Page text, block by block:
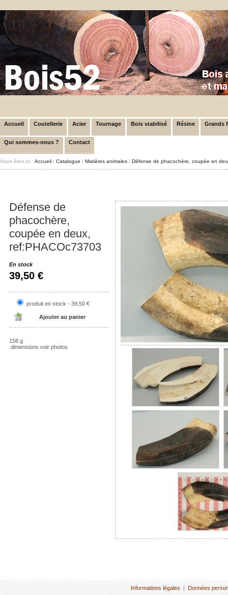
Accueil Coutellerie Acier Tournage Bois stabilisé Résine Grands
Qui sommes-nous ? Contact
Vous êtes ici : Accueil / Catalogue / Matières animales / Défense de phacochère, coupée en
Défense de
phacochère,
coupée en deux,
ref:PHACOc73703
En stock
39,50 €
produit en stock - 39,50 €
158 g
dimensions voir photos
Informations légales | Données